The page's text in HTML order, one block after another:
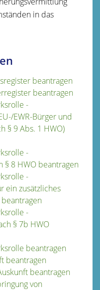
in das
beantragen
beantragen
-
EWR-Bürger und
§ 9 Abs. 1 HWO)
-
§ 8 HWO beantragen
-
ein zusätzliches
-
§ 7b HWO
beantragen
beantragen
beantragen
von